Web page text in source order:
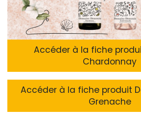
Accéder à la fiche
Chardonnay
Accéder à la fiche produit
Grenache